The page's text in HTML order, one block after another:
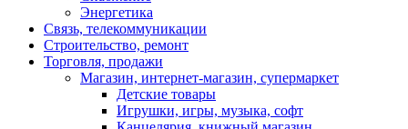
Энергетика
Связь, телекоммуникации
Строительство, ремонт
Торговля, продажи
Магазин, интернет-магазин, супермаркет
Детские товары
Игрушки, игры, музыка, софт